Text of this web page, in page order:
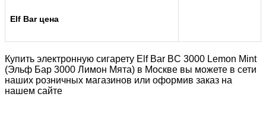
Elf Bar цена
Купить электронную сигарету Elf Bar BC 3000 Lemon Mint
(Эльф Бар 3000 Лимон Мята) в Москве вы можете в сети
наших розничных магазинов или оформив заказ на
нашем сайте